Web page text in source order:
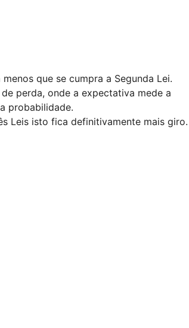
que se cumpra a Segunda Lei.
perda, onde a expectativa mede a
probabilidade.
Leis isto fica definitivamente mais giro.